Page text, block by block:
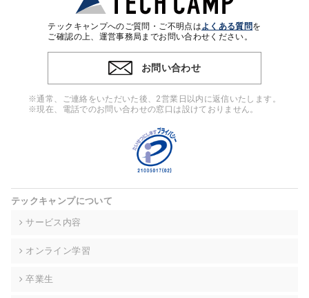
計情報の作成および利用
※上記の利用目的に基づいた本人への連絡及び配信について
4. 個人情報の第三者提供
ンをとるために、氏名等の一部の情報をサービス内で使用する
チャットツールで発信することにより、本サービスの他の利用
者等に提供することがあります。
当社は事業運営上、前項利用目的の範囲に限って個人情報を外
高い委託先を選定し、個人情報の適正管理・機密保持について
個人情報の開示等(利用目的の通知、開示、内容の訂正・追加・
て、下記の当社問合わせ窓口に申し出ることができます。その
テックキャンプへのご質問・ご不明点はよくある質問を
ご確認の上、運営事務局までお問い合わせください。
お問い合わせ
※通常、ご連絡をいただいた後、2営業日以内に返信いたします。
※現在、電話でのお問い合わせの窓口は設けておりません。
テックキャンプについて
サービス内容
オンライン学習
卒業生